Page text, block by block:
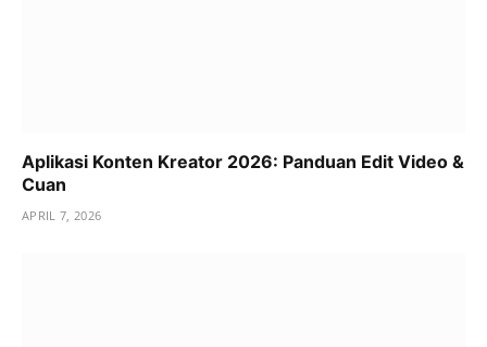
Aplikasi Konten Kreator 2026: Panduan Edit Video &
Cuan
APRIL 7, 2026